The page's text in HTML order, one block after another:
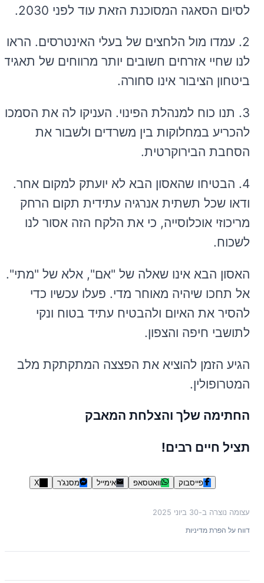
לסיום הסאגה המסוכנת הזאת עוד לפני 2030.
2. עמדו מול הלחצים של בעלי האינטרסים. הראו
לנו שחיי אזרחים חשובים יותר מרווחים של תאגיד.
ביטחון הציבור אינו סחורה.
3. תנו כוח למנהלת הפינוי. העניקו לה את
להכריע במחלוקות בין משרדים ולשבור את
הסחבת הבירוקרטית.
4. הבטיחו שהאסון הבא לא יועתק למקום אחר.
ודאו שכל תשתית אנרגיה עתידית תקום הרחק
מריכוזי אוכלוסייה, כי את הלקח הזה אסור לנו
לשכוח.
האסון הבא אינו שאלה של "אם", אלא של "מתי".
אל תחכו שיהיה מאוחר מדי. פעלו עכשיו כדי
להסיר את האיום ולהבטיח עתיד בטוח ונקי
לתושבי חיפה והצפון.
הגיע הזמן להוציא את הפצצה המתקתקת מלב
המטרופולין.
החתימה שלך והצלחת המאבק
תציל חיים רבים!
פייסבוק וואטסאפ אימייל מסנג'ר X
עצומה נוצרה ב-30 ביוני 2025
דווח על הפרת מדיניות